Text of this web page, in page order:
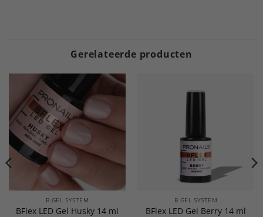
Gerelateerde producten
B GEL SYSTEM
BFlex LED Gel Husky 14 ml
B GEL SYSTEM
BFlex LED Gel Berry 14 ml